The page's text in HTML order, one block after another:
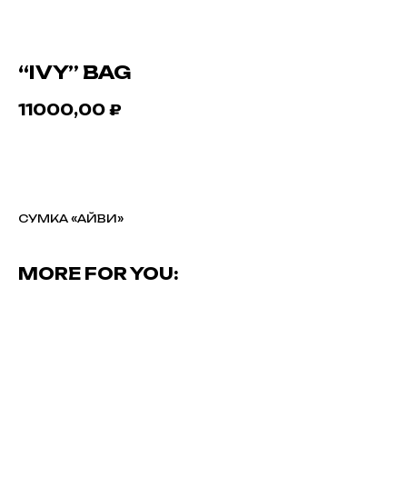
“IVY” BAG
11000,00 ₽
СУМКА «АЙВИ»
MORE FOR YOU: